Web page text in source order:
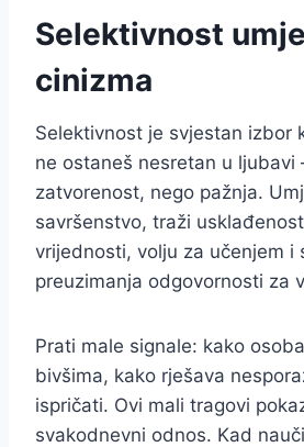
Selektivnost
cinizma
Selektivnost je svjestan izbor
ne ostaneš nesretan u ljubavi
zatvorenost, nego pažnja.
savršenstvo, traži
vrijednosti, volju za učenjem i
preuzimanja odgovornosti za
Prati male signale: kako
bivšima, kako rješava
ispričati. Ovi mali tragovi
svakodnevni odnos. Kad